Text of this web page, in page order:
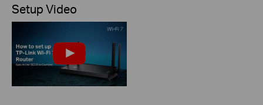
Setup Video